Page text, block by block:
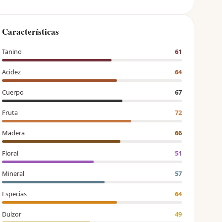
Características
Tanino 61
Acidez 64
Cuerpo 67
Fruta 72
Madera 66
Floral 51
Mineral 57
Especias 64
Dulzor 49